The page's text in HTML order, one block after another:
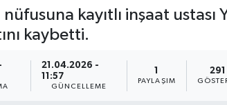
kayıtlı inşaat
kaybetti.
21.04.2026 -
11:57
GÜNCELLEME
1
PAYLAŞIM
291